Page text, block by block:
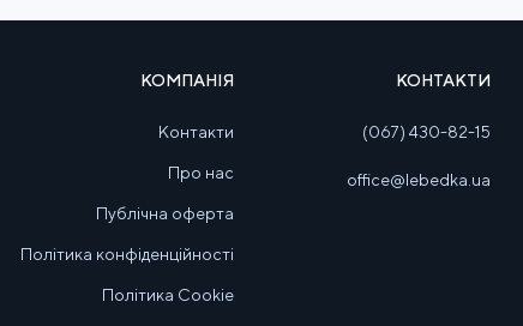
КОМПАНІЯ
Контакти
Про нас
Публічна оферта
Політика конфіденційності
Політика Cookie
КОНТАКТИ
(067) 430-82-15
office@lebedka.ua